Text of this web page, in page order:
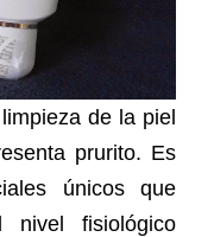
de la piel
prurito. Es
únicos que
fisiológico